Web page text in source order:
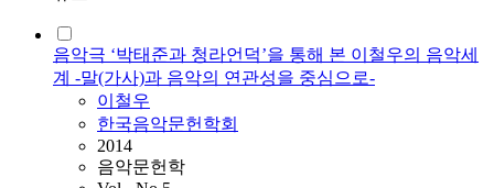
음악극 ‘박태준과 청라언덕’을 통해 본 이철우의 음악세
계 -말(가사)과 음악의 연관성을 중심으로-
이철우
한국음악문헌학회
2014
음악문헌학